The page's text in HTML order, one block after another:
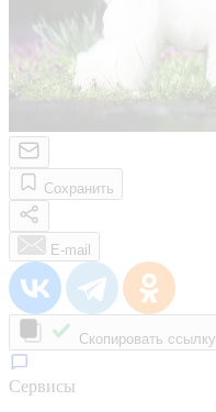
Сохранить
E-mail
Скопировать ссылку
Сервисы